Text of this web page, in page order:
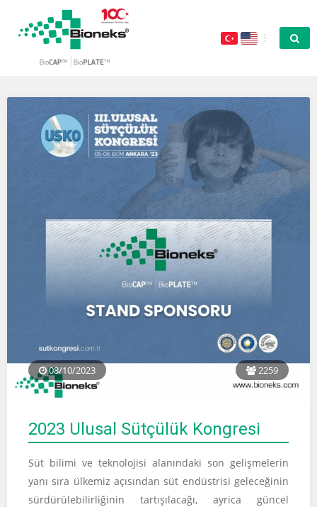
08/10/2023 2259
2023 Ulusal Sütçülük Kongresi
Süt bilimi ve teknolojisi alanındaki son gelişmelerin
yanı sıra ülkemiz açısından süt endüstrisi geleceğinin
sürdürülebilirliğinin tartışılacağı, ayrica güncel